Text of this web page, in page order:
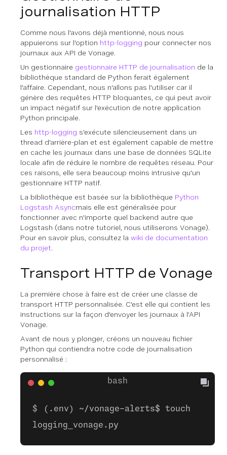
journalisation HTTP
Comme nous l'avons déjà mentionné, nous nous
appuierons sur l'option http-logging pour connecter nos
journaux aux API de Vonage.
Un gestionnaire gestionnaire HTTP de journalisation de la
bibliothèque standard de Python ferait également
l'affaire. Cependant, nous n'allons pas l'utiliser car il
génère des requêtes HTTP bloquantes, ce qui peut avoir
un impact négatif sur l'exécution de notre application
Python principale.
Les http-logging s'exécute silencieusement dans un
thread d'arrière-plan et est également capable de mettre
en cache les journaux dans une base de données SQLite
locale afin de réduire le nombre de requêtes réseau. Pour
ces raisons, elle sera beaucoup moins intrusive qu'un
gestionnaire HTTP natif.
La bibliothèque est basée sur la bibliothèque Python
Logstash Asyncmais elle est généralisée pour
fonctionner avec n'importe quel backend autre que
Logstash (dans notre tutoriel, nous utiliserons Vonage).
Pour en savoir plus, consultez la wiki de documentation
du projet.
Transport HTTP de Vonage
La première chose à faire est de créer une classe de
transport HTTP personnalisée. C'est elle qui contient les
instructions sur la façon d'envoyer les journaux à l'API
Vonage.
Avant de nous y plonger, créons un nouveau fichier
Python qui contiendra notre code de journalisation
personnalisé :
(.env) ~/vonage-alerts$ touch
logging_vonage.py